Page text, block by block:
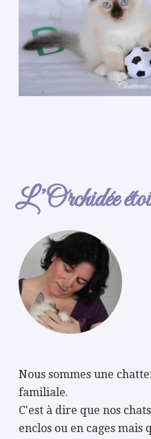
L’Orchidée
Nous sommes une
familiale.
C'est à dire que nos
enclos ou en cages